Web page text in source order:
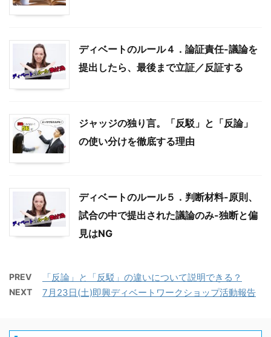
ディベートのルール４．論証責任-議論を
提出したら、最後まで立証／反証する
ジャッジの独り言。「反駁」と「反論」
の使い分けを徹底する理由
ディベートのルール５．判断材料-原則、
試合の中で提出された議論のみ-独断と偏
見はNG
PREV 「反論」と「反駁」の違いについて説明できる？
NEXT 7月23日(土)即興ディベートワークショップ活動報告